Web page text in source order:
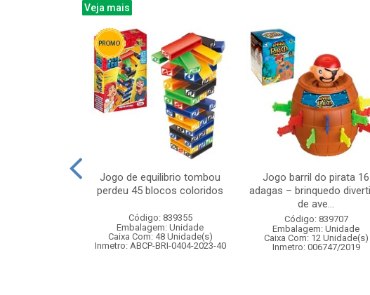
Veja mais
Jogo de equilibrio tombou
perdeu 45 blocos coloridos
Código: 839355
Embalagem: Unidade
Caixa Com: 48 Unidade(s)
Inmetro: ABCP-BRI-0404-2023-40
Jogo barril do pirata 16
adagas – brinquedo
de ave...
Código: 839707
Embalagem: Unidade
Caixa Com: 12 Unidade(s)
Inmetro: 006747/2019